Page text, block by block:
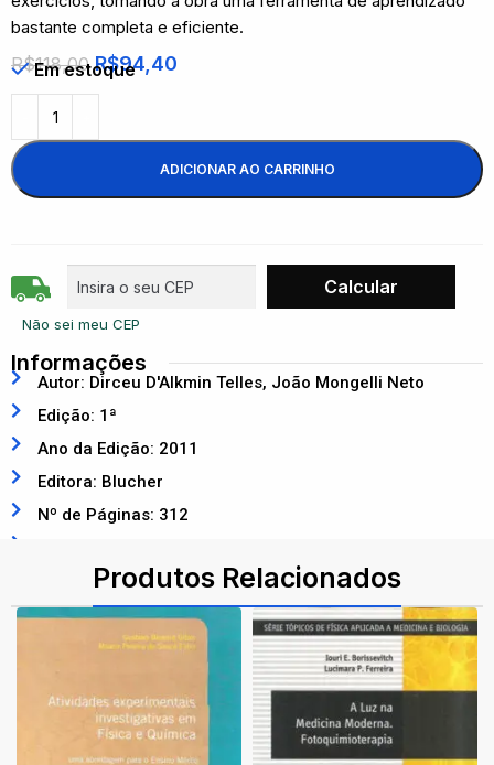
bastante completa e eficiente.
R$118,00 R$94,40
Em estoque
ADICIONAR AO CARRINHO
Não sei meu CEP
Informações
Autor: Dirceu D'Alkmin Telles, João Mongelli Neto
Edição: 1ª
Ano da Edição: 2011
Editora: Blucher
Nº de Páginas: 312
Produtos Relacionados